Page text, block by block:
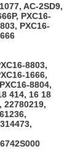
AC-2SD9,
PXC16-
PXC16-
8803,
1666,
8804,
414, 16 18
22780219,